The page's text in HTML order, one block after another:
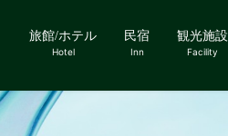
旅館/ホテル
Hotel
民宿
Inn
観光施設
Facility